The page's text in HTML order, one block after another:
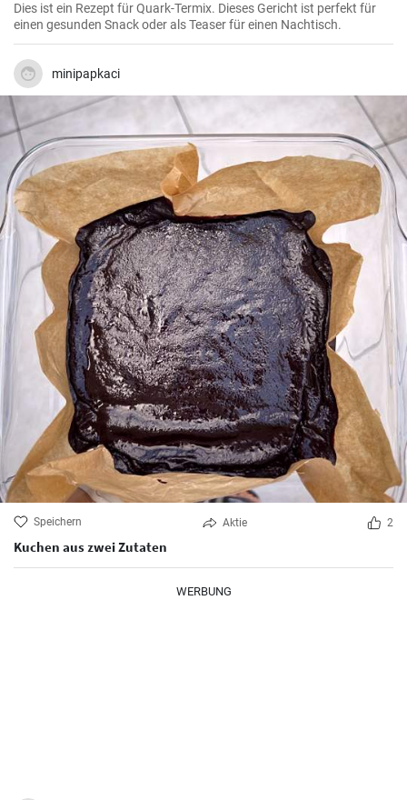
Dies ist ein Rezept für Quark-Termix. Dieses Gericht ist perfekt für
einen gesunden Snack oder als Teaser für einen Nachtisch.
minipapkaci
Speichern Aktie 2
Kuchen aus zwei Zutaten
WERBUNG